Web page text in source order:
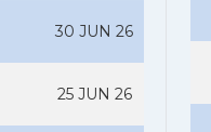
30 JUN 26
25 JUN 26